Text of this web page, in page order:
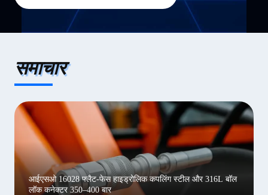
समाचार
आईएसओ 16028 फ्लैट-फेस हाइड्रोलिक कपलिंग स्टील और 316L बॉल
लॉक कनेक्टर 350–400 बार